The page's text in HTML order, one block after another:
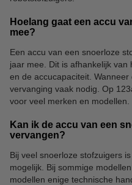
Hoelang gaat een accu
mee?
Een accu van een snoerloze
jaar mee. Dit is afhankelijk
en de accucapaciteit.
vervanging vaak nodig. Op
voor veel merken en modellen.
Kan ik de accu van een
vervangen?
Bij veel snoerloze stofzuigers
mogelijk. Bij sommige
modellen enige technische